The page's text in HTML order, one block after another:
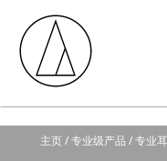
主页/ 专业级产品 / 专业